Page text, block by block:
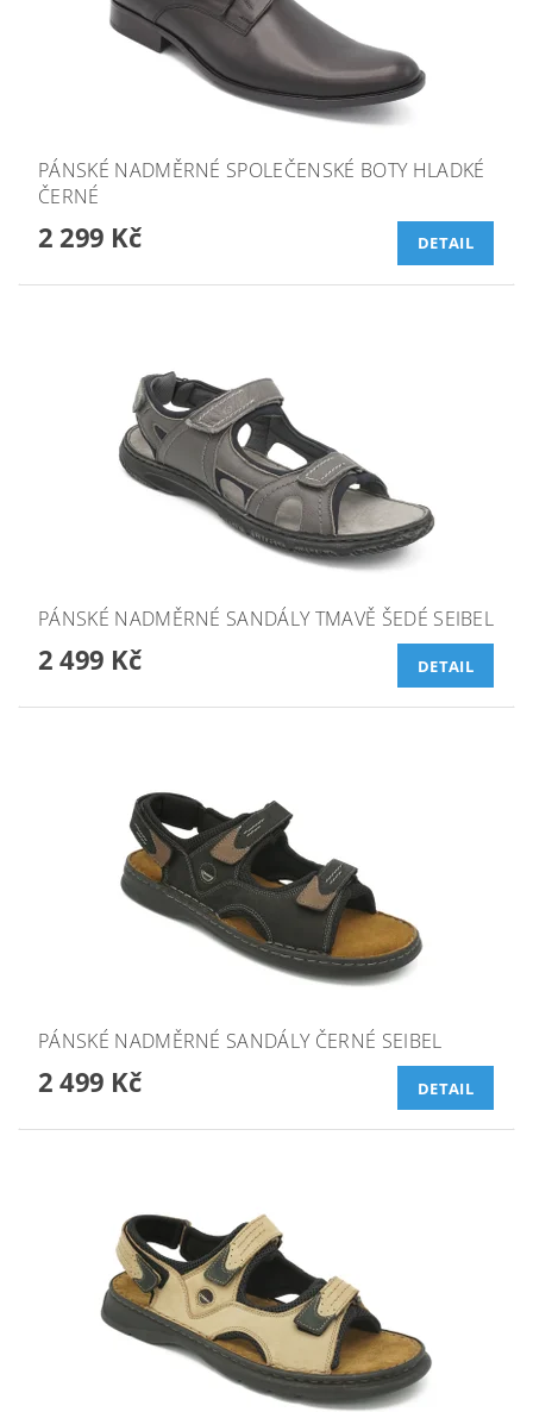
PÁNSKÉ NADMĚRNÉ SPOLEČENSKÉ BOTY HLADKÉ
ČERNÉ
2 299 Kč DETAIL
PÁNSKÉ NADMĚRNÉ SANDÁLY TMAVĚ ŠEDÉ SEIBEL
2 499 Kč DETAIL
PÁNSKÉ NADMĚRNÉ SANDÁLY ČERNÉ SEIBEL
2 499 Kč DETAIL